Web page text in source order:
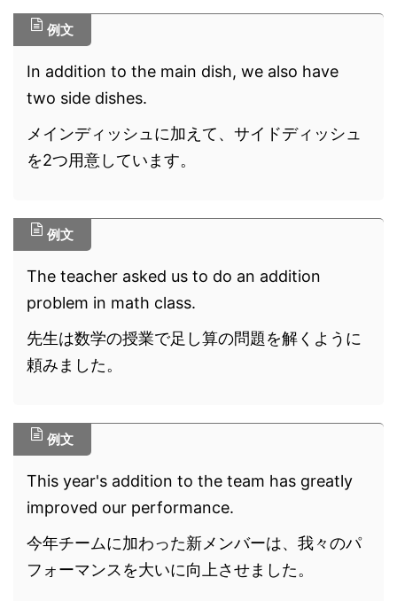
例文
In addition to the main dish, we also have
two side dishes.
メインディッシュに加えて、サイドディッシュ
を2つ用意しています。
例文
The teacher asked us to do an addition
problem in math class.
先生は数学の授業で足し算の問題を解くように
頼みました。
例文
This year's addition to the team has greatly
improved our performance.
今年チームに加わった新メンバーは、我々のパ
フォーマンスを大いに向上させました。